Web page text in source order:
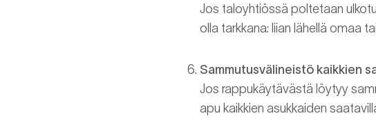
Jos taloyhtiössä poltetaan
olla tarkkana: liian lähellä omaa
Sammutusvälineistö kaikkien
Jos rappukäytävästä löytyy
apu kaikkien asukkaiden